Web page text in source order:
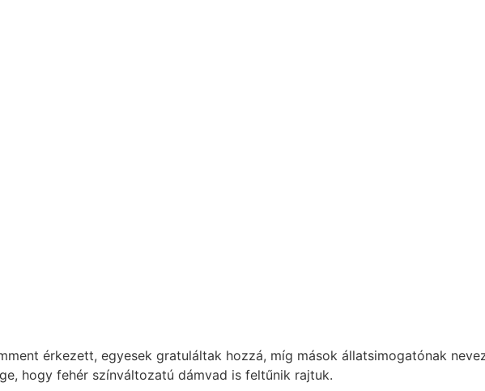
érkezett, egyesek gratuláltak hozzá, míg mások állatsimogatónak
hogy fehér színváltozatú dámvad is feltűnik rajtuk.